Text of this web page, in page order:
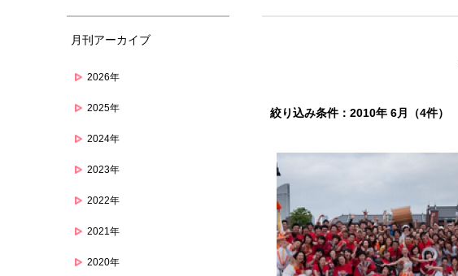
月刊アーカイブ
2026年
2025年
2024年
2023年
2022年
2021年
2020年
絞り込み条件：2010年 6月（4件）